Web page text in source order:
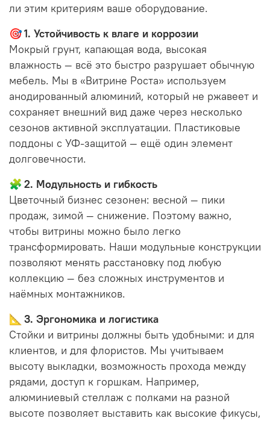
ли этим критериям ваше оборудование.
🎯1. Устойчивость к влаге и коррозии
Мокрый грунт, капающая вода, высокая
влажность — всё это быстро разрушает обычную
мебель. Мы в «Витрине Роста» используем
анодированный алюминий, который не ржавеет и
сохраняет внешний вид даже через несколько
сезонов активной эксплуатации. Пластиковые
поддоны с УФ-защитой — ещё один элемент
долговечности.
🧩 2. Модульность и гибкость
Цветочный бизнес сезонен: весной — пики
продаж, зимой — снижение. Поэтому важно,
чтобы витрины можно было легко
трансформировать. Наши модульные конструкции
позволяют менять расстановку под любую
коллекцию — без сложных инструментов и
наёмных монтажников.
📐 3. Эргономика и логистика
Стойки и витрины должны быть удобными: и для
клиентов, и для флористов. Мы учитываем
высоту выкладки, возможность прохода между
рядами, доступ к горшкам. Например,
алюминиевый стеллаж с полками на разной
высоте позволяет выставить как высокие фикусы,